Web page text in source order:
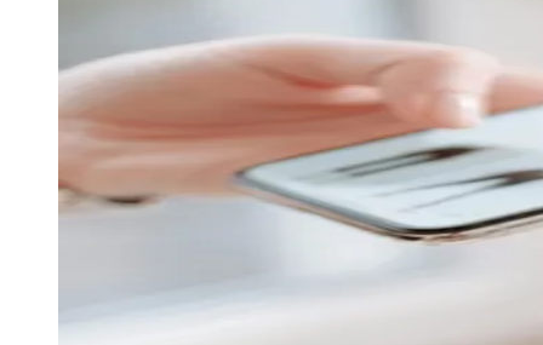
Recanto PhrynéaSantana de
ParnaíbaSilveiraTamboréVale do Sol Vila BarrosVila Boa Vista
do CondeVila Engenho Novo Vila MárciaVila Nossa Sra. da
EscadaVila Porto
Anuncie no Portal
Guia de Empresas
Divulgar Vagas